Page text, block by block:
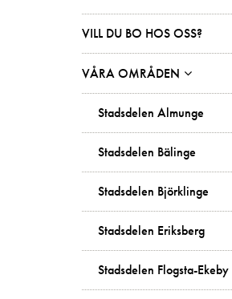
VILL DU BO HOS OSS?
VÅRA OMRÅDEN
Stadsdelen Almunge
Stadsdelen Bälinge
Stadsdelen Björklinge
Stadsdelen Eriksberg
Stadsdelen Flogsta-Ekeby